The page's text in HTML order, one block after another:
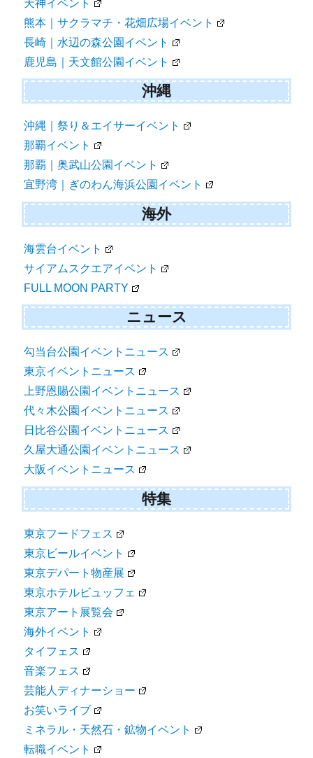
天神イベント
熊本｜サクラマチ・花畑広場イベント
長崎｜水辺の森公園イベント
鹿児島｜天文館公園イベント
沖縄
沖縄｜祭り＆エイサーイベント
那覇イベント
那覇｜奥武山公園イベント
宜野湾｜ぎのわん海浜公園イベント
海外
海雲台イベント
サイアムスクエアイベント
FULL MOON PARTY
ニュース
勾当台公園イベントニュース
東京イベントニュース
上野恩賜公園イベントニュース
代々木公園イベントニュース
日比谷公園イベントニュース
久屋大通公園イベントニュース
大阪イベントニュース
特集
東京フードフェス
東京ビールイベント
東京デパート物産展
東京ホテルビュッフェ
東京アート展覧会
海外イベント
タイフェス
音楽フェス
芸能人ディナーショー
お笑いライブ
ミネラル・天然石・鉱物イベント
転職イベント